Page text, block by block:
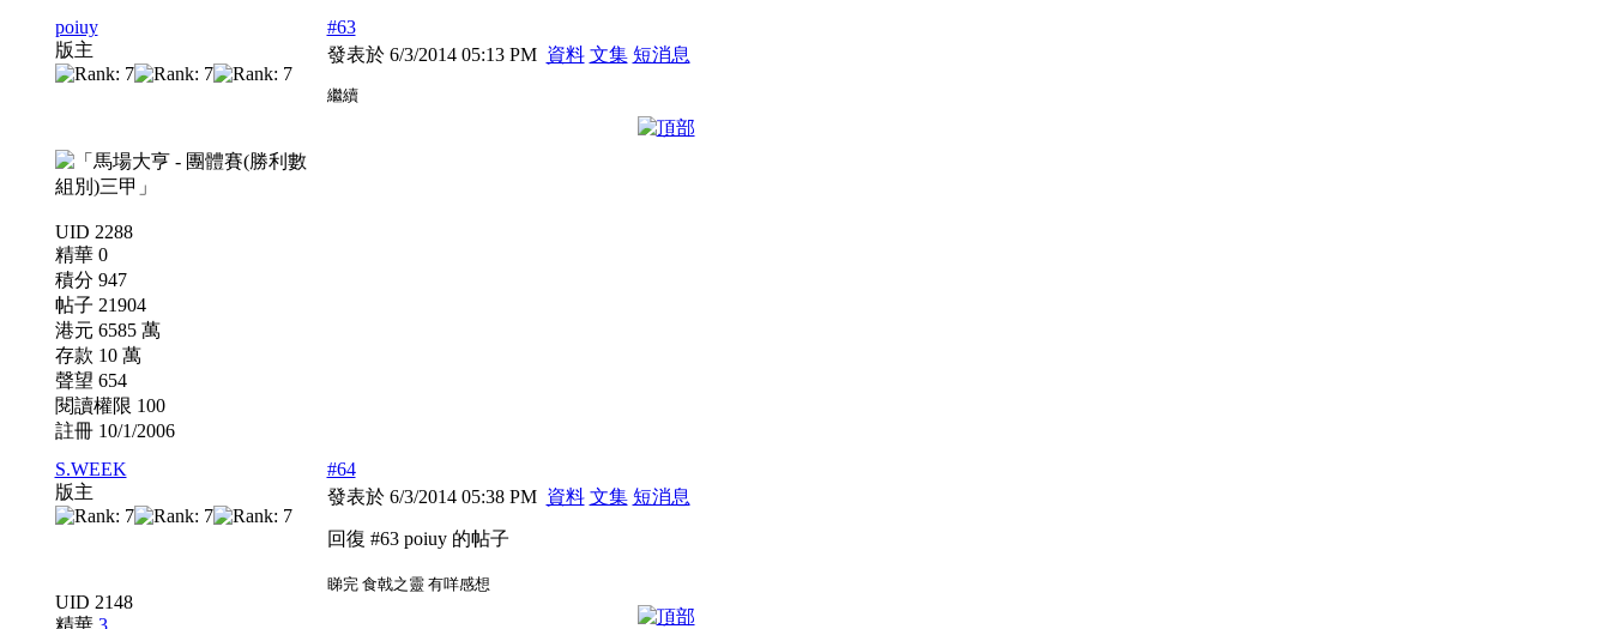
poiuy
版主
UID 2288
精華 0
積分 947
帖子 21904
港元 6585 萬
存款 10 萬
聲望 654
閱讀權限 100
註冊 10/1/2006
#63
發表於 6/3/2014 05:13 PM 資料 文集 短消息
繼續
S.WEEK
版主
UID 2148
精華 3
#64
發表於 6/3/2014 05:38 PM 資料 文集 短消息
回復 #63 poiuy 的帖子
睇完 食戟之靈 有咩感想